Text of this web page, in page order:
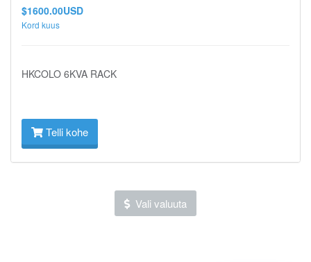
$1600.00USD
Kord kuus
HKCOLO 6KVA RACK
Telli kohe
Vali valuuta